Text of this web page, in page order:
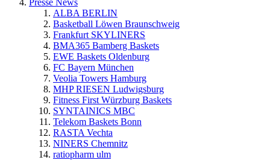
Presse News
ALBA BERLIN
Basketball Löwen Braunschweig
Frankfurt SKYLINERS
BMA365 Bamberg Baskets
EWE Baskets Oldenburg
FC Bayern München
Veolia Towers Hamburg
MHP RIESEN Ludwigsburg
Fitness First Würzburg Baskets
SYNTAINICS MBC
Telekom Baskets Bonn
RASTA Vechta
NINERS Chemnitz
ratiopharm ulm